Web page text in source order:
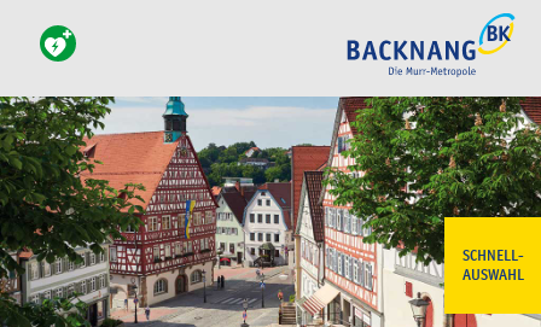
SCHNELL-
AUSWAHL